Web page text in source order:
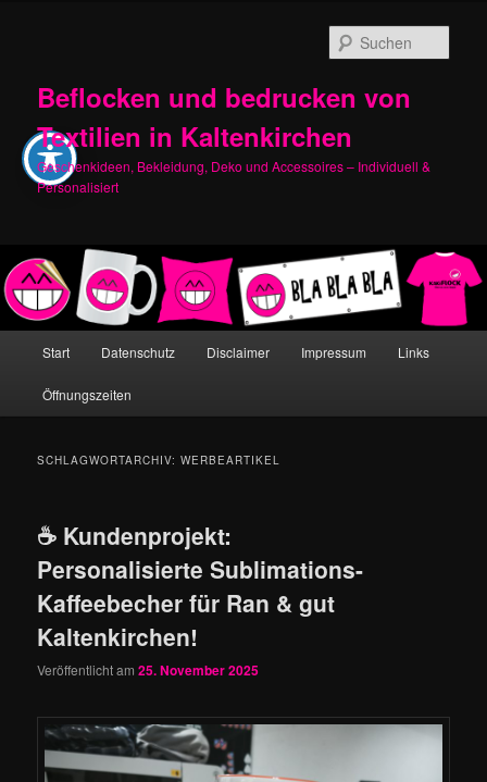
Beflocken und bedrucken von
Textilien in Kaltenkirchen
Geschenkideen, Bekleidung, Deko und Accessoires – Individuell &
Personalisiert
Start Datenschutz Disclaimer Impressum Links
Öffnungszeiten
SCHLAGWORTARCHIV:WERBEARTIKEL
☕ Kundenprojekt:
Personalisierte Sublimations-
Kaffeebecher für Ran & gut
Kaltenkirchen!
Veröffentlicht am25. November 2025